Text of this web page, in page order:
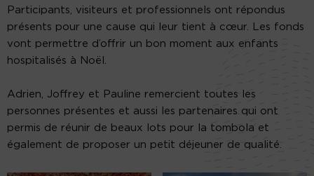
Participants, visiteurs et professionnels ont répondus
présents pour une cause qui leur tient à cœur. Les fonds
vont permettre d’offrir un bon moment aux enfants
hospitalisés à Noël.
Adrien, Joffrey et Pauline remercient toutes les
personnes présentes et aussi les partenaires qui ont
permis de réunir de beaux lots pour la tombola et
également de proposer un petit déjeuner de qualité.